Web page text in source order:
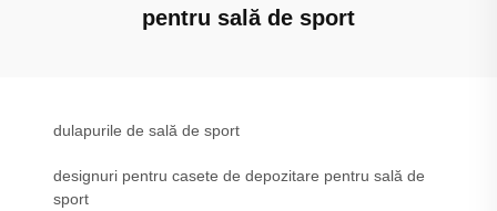
pentru sală de sport
dulapurile de sală de sport
designuri pentru casete de depozitare pentru sală de
sport